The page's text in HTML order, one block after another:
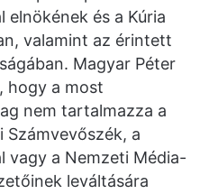
elnökének és a Kúria
valamint az érintett
Magyar Péter
hogy a most
nem tartalmazza a
Számvevőszék, a
vagy a Nemzeti Média-
leváltására